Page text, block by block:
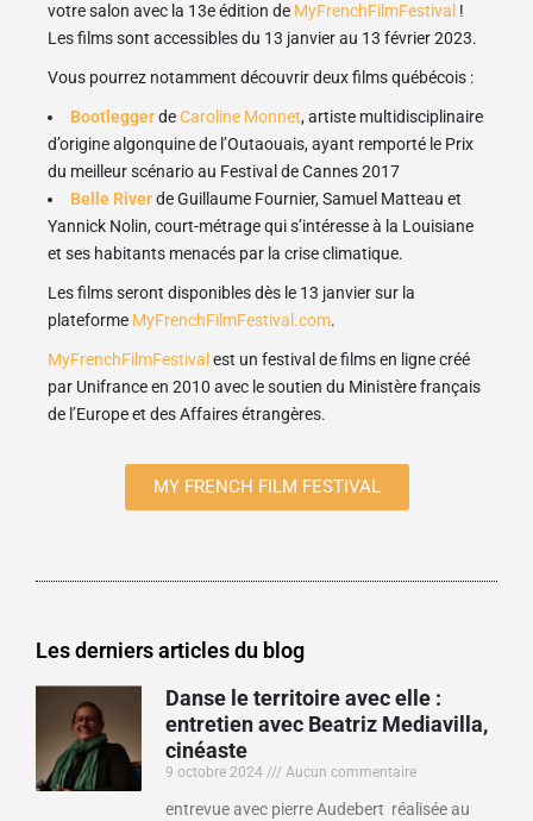
votre salon avec la 13e édition de MyFrenchFilmFestival !
Les films sont accessibles du 13 janvier au 13 février 2023.
Vous pourrez notamment découvrir deux films québécois :
BootleggerdeCaroline Monnet, artiste multidisciplinaire
d’origine algonquine de l’Outaouais, ayant remporté le Prix
du meilleur scénario au Festival de Cannes 2017
Belle Riverde Guillaume Fournier, Samuel Matteau et
Yannick Nolin, court-métrage qui s’intéresse à la Louisiane
et ses habitants menacés par la crise climatique.
Les films seront disponibles dès le 13 janvier sur la
plateforme MyFrenchFilmFestival.com.
MyFrenchFilmFestival est un festival de films en ligne créé
par Unifrance en 2010 avec le soutien du Ministère français
de l’Europe et des Affaires étrangères.
MY FRENCH FILM FESTIVAL
Les derniers articles du blog
Danse le territoire avec elle :
entretien avec Beatriz Mediavilla,
cinéaste
9 octobre 2024 Aucun commentaire
entrevue avec pierre Audebert réalisée au